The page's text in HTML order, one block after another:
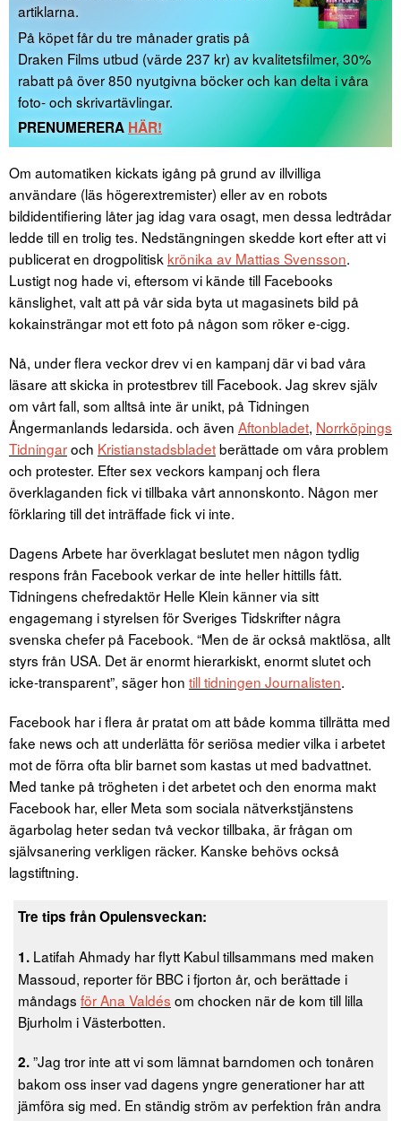
artiklarna.
På köpet får du tre månader gratis på
Draken Films utbud (värde 237 kr) av kvalitetsfilmer, 30%
rabatt på över 850 nyutgivna böcker och kan delta i våra
foto- och skrivartävlingar.
PRENUMERERA HÄR!
Om automatiken kickats igång på grund av illvilliga
användare (läs högerextremister) eller av en robots
bildidentifiering låter jag idag vara osagt, men dessa ledtrådar
ledde till en trolig tes. Nedstängningen skedde kort efter att vi
publicerat en drogpolitisk krönika av Mattias Svensson.
Lustigt nog hade vi, eftersom vi kände till Facebooks
känslighet, valt att på vår sida byta ut magasinets bild på
kokainsträngar mot ett foto på någon som röker e-cigg.
Nå, under flera veckor drev vi en kampanj där vi bad våra
läsare att skicka in protestbrev till Facebook. Jag skrev själv
om vårt fall, som alltså inte är unikt, på Tidningen
Ångermanlands ledarsida. och även Aftonbladet, Norrköpings
Tidningaroch Kristianstadsbladetberättade om våra problem
och protester. Efter sex veckors kampanj och flera
överklaganden fick vi tillbaka vårt annonskonto. Någon mer
förklaring till det inträffade fick vi inte.
Dagens Arbete har överklagat beslutet men någon tydlig
respons från Facebook verkar de inte heller hittills fått.
Tidningens chefredaktör Helle Klein känner via sitt
engagemang i styrelsen för Sveriges Tidskrifter några
svenska chefer på Facebook. “Men de är också maktlösa, allt
styrs från USA. Det är enormt hierarkiskt, enormt slutet och
icke-transparent”, säger hon till tidningen Journalisten.
Facebook har i flera år pratat om att både komma tillrätta med
fake news och att underlätta för seriösa medier vilka i arbetet
mot de förra ofta blir barnet som kastas ut med badvattnet.
Med tanke på trögheten i det arbetet och den enorma makt
Facebook har, eller Meta som sociala nätverkstjänstens
ägarbolag heter sedan två veckor tillbaka, är frågan om
självsanering verkligen räcker. Kanske behövs också
lagstiftning.
Tre tips från Opulensveckan:
1. Latifah Ahmady har flytt Kabul tillsammans med maken
Massoud, reporter för BBC i fjorton år, och berättade i
måndags för Ana Valdés om chocken när de kom till lilla
Bjurholm i Västerbotten.
2.”Jag tror inte att vi som lämnat barndomen och tonåren
bakom oss inser vad dagens yngre generationer har att
jämföra sig med. En ständig ström av perfektion från andra